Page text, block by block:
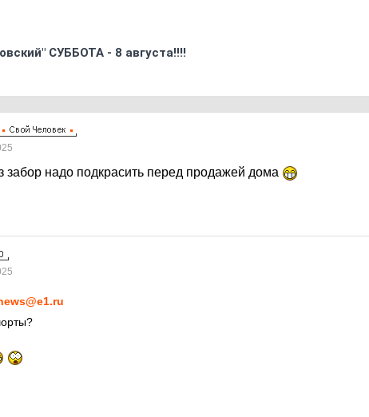
СУББОТА - 8 августа!!!!
забор надо подкрасить перед продажей дома